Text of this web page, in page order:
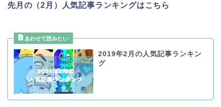
先月の（2月）人気記事ランキングはこちら
2019年2月の人気記事ランキン
グ